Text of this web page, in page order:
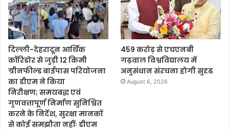
दिल्ली-देहरादून आर्थिक
कॉरिडोर से जुड़ी 12 किमी
ग्रीनफील्ड बाईपास परियोजना
का डीएम ने किया
निरीक्षण; समयबद्ध एवं
गुणवत्तापूर्ण निर्माण सुनिश्चित
करने के निर्देश, सुरक्षा मानकों
से कोई समझौता नहींः डीएम
459 करोड़ से एचएनबी
गढ़वाल विश्वविद्यालय में
अनुसंधान संरचना होगी सुदृढ
August 6, 2026